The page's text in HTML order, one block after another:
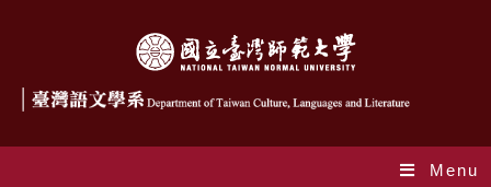
Menu